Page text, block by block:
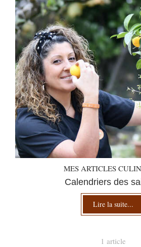
MES ARTICLES
Calendriers des
Lire la suite...
1 article